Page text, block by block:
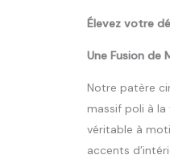
Élevez votre
Une Fusion de
Notre patère
massif poli à la
véritable à
accents